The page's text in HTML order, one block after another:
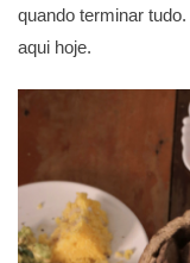
quando terminar
aqui hoje.